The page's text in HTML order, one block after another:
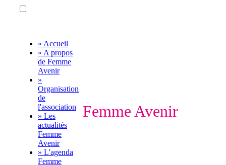
» Accueil
» A propos
de Femme
Avenir
»
Organisation
de
l'association
» Les
actualités
Femme
Avenir
» L'agenda
Femme
Femme Avenir